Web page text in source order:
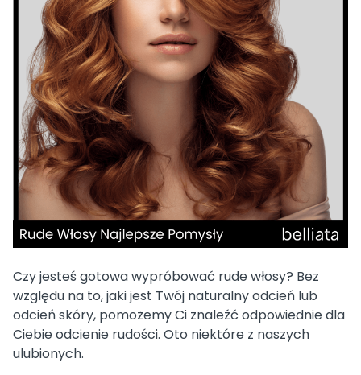
Czy jesteś gotowa wypróbować rude włosy? Bez
względu na to, jaki jest Twój naturalny odcień lub
odcień skóry, pomożemy Ci znaleźć odpowiednie dla
Ciebie odcienie rudości. Oto niektóre z naszych
ulubionych.